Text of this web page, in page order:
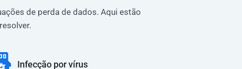
de perda de dados. Aqui estão
Infecção por vírus